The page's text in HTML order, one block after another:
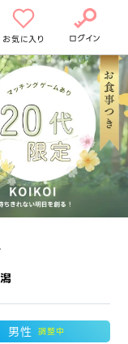
お気に入り ログイン
男性 調整中